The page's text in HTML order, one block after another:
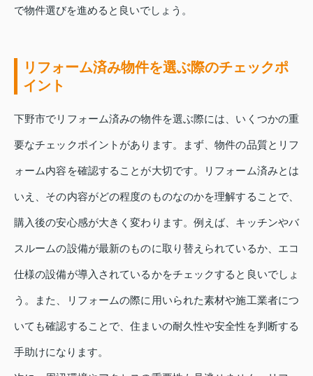
で物件選びを進めると良いでしょう。
リフォーム済み物件を選ぶ際のチェックポ
イント
下野市でリフォーム済みの物件を選ぶ際には、いくつかの重
要なチェックポイントがあります。まず、物件の品質とリフ
ォーム内容を確認することが大切です。リフォーム済みとは
いえ、その内容がどの程度のものなのかを理解することで、
購入後の安心感が大きく変わります。例えば、キッチンやバ
スルームの設備が最新のものに取り替えられているか、エコ
仕様の設備が導入されているかをチェックすると良いでしょ
う。また、リフォームの際に用いられた素材や施工業者につ
いても確認することで、住まいの耐久性や安全性を判断する
手助けになります。